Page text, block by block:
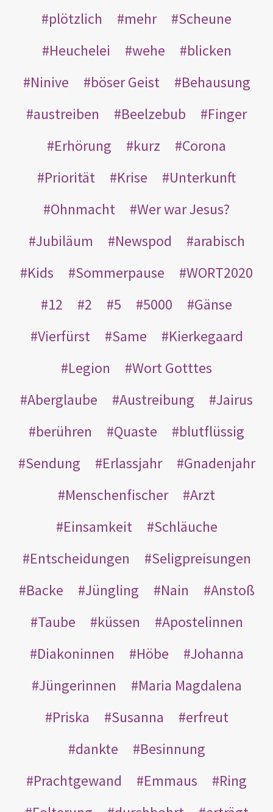
plötzlich
mehr
Scheune
Heuchelei
wehe
blicken
Ninive
böser Geist
Behausung
austreiben
Beelzebub
Finger
Erhörung
kurz
Corona
Priorität
Krise
Unterkunft
Ohnmacht
Wer war Jesus?
Jubiläum
Newspod
arabisch
Kids
Sommerpause
WORT2020
12
2 5 5000
Gänse
Vierfürst
Same
Kierkegaard
Legion
Wort Gotttes
Aberglaube
Austreibung
Jairus
berühren
Quaste
blutflüssig
Sendung
Erlassjahr
Gnadenjahr
Menschenfischer
Arzt
Einsamkeit
Schläuche
Entscheidungen
Seligpreisungen
Backe
Jüngling Nain
Anstoß
Taube
küssen
Apostelinnen
Diakoninnen
Höbe
Johanna
Jüngerinnen
Maria Magdalena
Priska
Susanna
erfreut
dankte
Besinnung
Prachtgewand
Emmaus
Ring